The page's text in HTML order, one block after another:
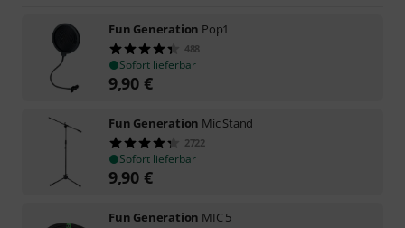
Fun Generation Pop1
488
Sofort lieferbar
9,90 €
Fun Generation Mic Stand
2722
Sofort lieferbar
9,90 €
Fun Generation MIC 5